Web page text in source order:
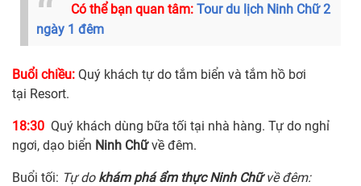
Có thể bạn quan tâm: Tour du lịch Ninh Chữ 2
ngày 1 đêm
Buổi chiều: Quý khách tự do tắm biển và tắm hồ bơi
tại Resort.
18:30 Quý khách dùng bữa tối tại nhà hàng. Tự do nghỉ
ngơi, dạo biển Ninh Chữvề đêm.
Buổi tối: Tự do khám phá ẩm thựcNinhChữvề đêm: